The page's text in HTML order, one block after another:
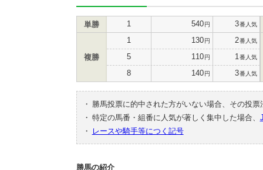
単勝 1 540円 3番人気
複勝
1 130円 2番人気
5 110円 1 番人気
8 140円 3番人気
・
勝馬投票に的中された方がいない場合、その投
・ 特定の馬番・組番に人気が著しく集中した場合、
・
レースや騎手等につく記号
勝馬の紹介